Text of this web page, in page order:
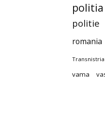
politia
politie
romania
Transnistria
vama